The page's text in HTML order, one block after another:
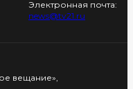
Электронная почта:
news@tv21.ru
вещание»,